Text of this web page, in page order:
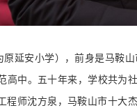
安小学），前身是马鞍山
高中。五十年来，学校共
师沈方泉，马鞍山市十大